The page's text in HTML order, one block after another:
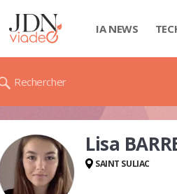
IA NEWS
Rechercher
Lisa
SAINT SULIAC